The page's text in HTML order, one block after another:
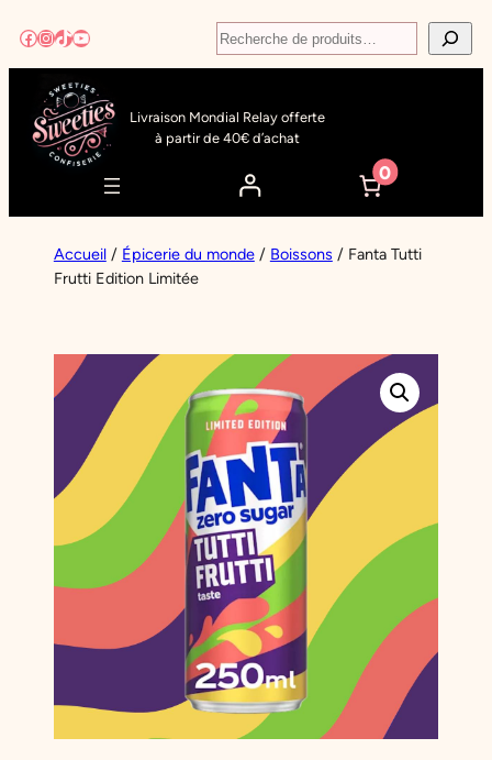
au
contenu
Facebook
Instagram
TikTok
YouTube Recherche
Livraison Mondial Relay offerte
à partir de 40€ d’achat
0
Accueil/ Épicerie du monde/ Boissons / Fanta Tutti
Frutti Edition Limitée